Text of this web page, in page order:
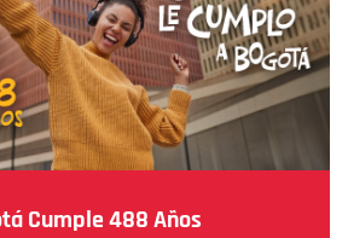
Cumple 488 Años